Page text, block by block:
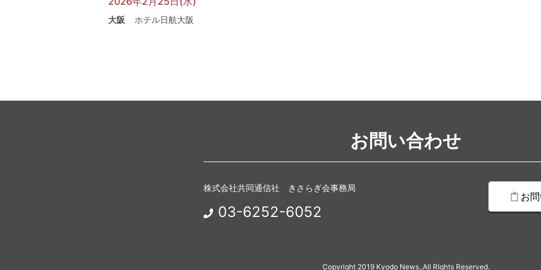
大阪 ホテル日航大阪
お問い合わせ
株式会社共同通信社 きさらぎ会事務局
03-6252-6052
お
Copyright 2019 Kyodo News.,All RIghts Reserved.